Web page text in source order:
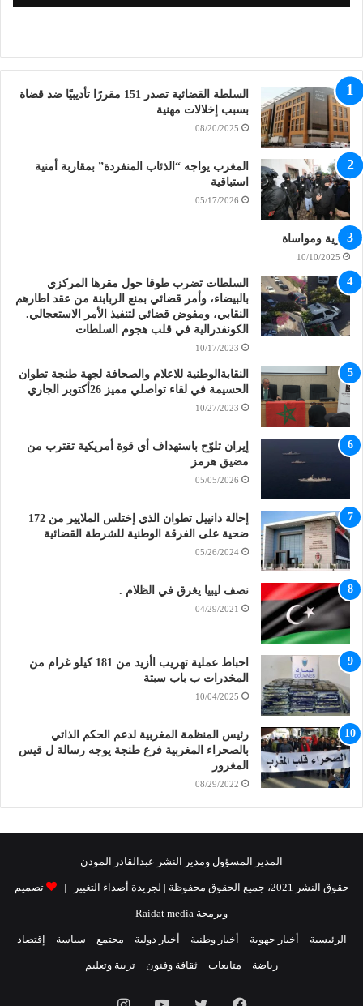
السلطة القضائية تصدر 151 مقررًا تأديبيًا ضد قضاة
بسبب إخلالات مهنية
08/20/2025
المغرب يواجه “الذئاب المنفردة” بمقاربة أمنية
استباقية
05/17/2026
تعزية ومواساة
10/10/2025
السلطات تضرب طوقا حول مقرها المركزي
بالبيضاء، وأمر قضائي بمنع الربابنة من عقد اطارهم
النقابي، ومفوض قضائي لتنفيذ الأمر الاستعجالي.
الكونفدرالية في قلب هجوم السلطات
10/17/2023
النقابةالوطنية للاعلام والصحافة لجهة طنجة تطوان
الحسيمة في لقاء تواصلي مميز 26أكتوبر الجاري
10/27/2023
إيران تلوّح باستهداف أي قوة أمريكية تقترب من
مضيق هرمز
05/05/2026
إحالة دانييل تطوان الذي إختلس الملايير من 172
ضحية على الفرقة الوطنية للشرطة القضائية
05/26/2024
نصف ليبيا يغرق في الظلام .
04/29/2021
احباط عملية تهريب اأزيد من 181 كيلو غرام من
المخدرات ب باب سبتة
10/04/2025
رئيس المنظمة المغربية لدعم الحكم الذاتي
بالصحراء المغربية فرع طنجة يوجه رسالة ل قيس
المغرور
08/29/2022
المدير المسؤول ومدير النشر عبدالقادر المودن
حقوق النشر 2021، جميع الحقوق محفوظة | لجريدة أصداء التغيير | تصميم
وبرمجة Raidat media
الرئيسية أخبار جهوية أخبار وطنية أخبار دولية مجتمع سياسة إقتصاد
رياضة متابعات ثقافة وفنون تربية وتعليم